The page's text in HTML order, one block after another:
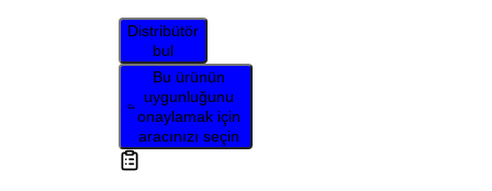
Distribütör
bul
Bu ürünün
uygunluğunu
onaylamak için
aracınızı seçin